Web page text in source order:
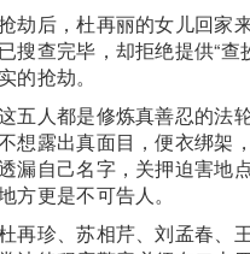
劫后，杜再丽的女儿回家
搜查完毕，却拒绝提供“查
的抢劫。
五人都是修炼真善忍的法
想露出真面目，便衣绑架
漏自己名字，关押迫害地
方更是不可告人。
再珍、苏相芹、刘孟春、